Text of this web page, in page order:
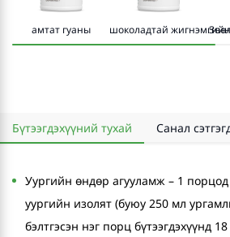
амтат гуаны шоколадтай жигнэмгийн
Бүтээгдэхүүний тухай Санал
Уургийн өндөр агууламж – 1
уургийн изолят (буюу 250 мл
бэлтгэсэн нэг порц бүтээгдэхүүнд